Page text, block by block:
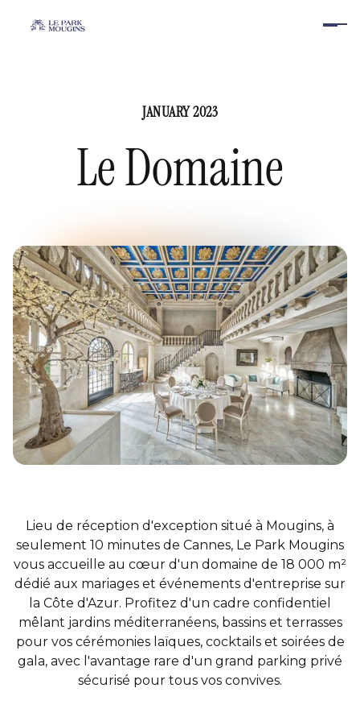
JANUARY 2023
Le Domaine
Lieu de réception d'exception situé à Mougins, à
seulement 10 minutes de Cannes, Le Park Mougins
vous accueille au cœur d'un domaine de 18 000 m²
dédié aux mariages et événements d'entreprise sur
la Côte d'Azur. Profitez d'un cadre confidentiel
mêlant jardins méditerranéens, bassins et terrasses
pour vos cérémonies laïques, cocktails et soirées de
gala, avec l'avantage rare d'un grand parking privé
sécurisé pour tous vos convives.